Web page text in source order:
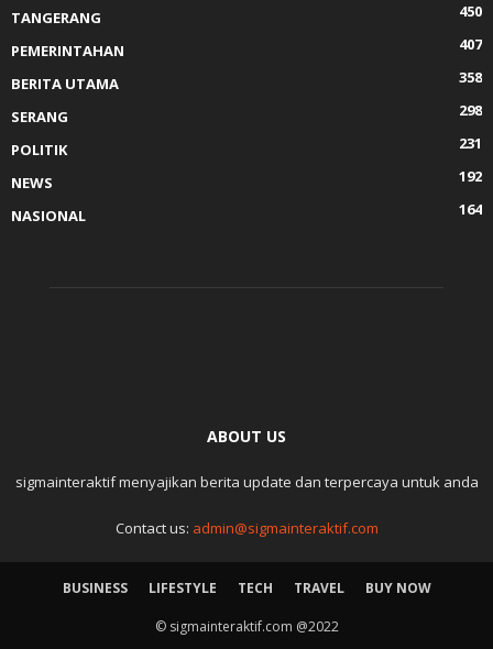
TANGERANG
450
PEMERINTAHAN
407
BERITA UTAMA
358
SERANG
298
POLITIK
231
NEWS
192
NASIONAL
164
ABOUT US
sigmainteraktif menyajikan berita update dan terpercaya untuk anda
Contact us: admin@sigmainteraktif.com
BUSINESS LIFESTYLE TECH TRAVEL BUY NOW
© sigmainteraktif.com @2022